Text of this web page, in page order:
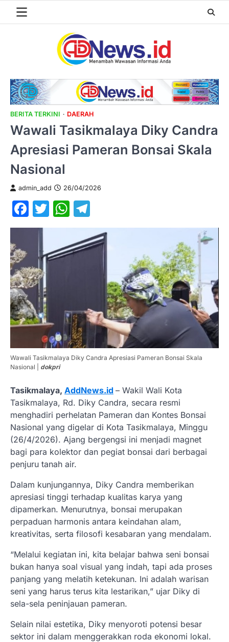
BERITA TERKINI DAERAH
Wawali Tasikmalaya Diky Candra
Apresiasi Pameran Bonsai Skala
Nasional
admin_add 26/04/2026
Facebook
TwitterWhatsApp
Wawali Tasikmalaya Diky Candra Apresiasi Pameran Bonsai Skala
Nasional | dokpri
Tasikmalaya, AddNews.id – Wakil Wali Kota
Tasikmalaya, Rd. Diky Candra, secara resmi
menghadiri perhelatan Pameran dan Kontes Bonsai
Nasional yang digelar di Kota Tasikmalaya, Minggu
(26/4/2026). Ajang bergengsi ini menjadi magnet
bagi para kolektor dan pegiat bonsai dari berbagai
penjuru tanah air.
Dalam kunjungannya, Diky Candra memberikan
apresiasi tinggi terhadap kualitas karya yang
dipamerkan. Menurutnya, bonsai merupakan
perpaduan harmonis antara keindahan alam,
kreativitas, serta filosofi kesabaran yang mendalam.
“Melalui kegiatan ini, kita belajar bahwa seni bonsai
bukan hanya soal visual yang indah, tapi ada proses
panjang yang melatih ketekunan. Ini adalah warisan
seni yang harus terus kita lestarikan,” ujar Diky di
sela-sela peninjauan pameran.
Selain nilai estetika, Diky menyoroti potensi besar
sektor ini dalam menggerakkan roda ekonomi lokal.